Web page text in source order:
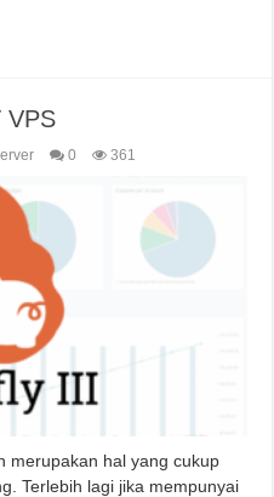
VPS
0 361
merupakan hal yang cukup
Terlebih lagi jika mempunyai